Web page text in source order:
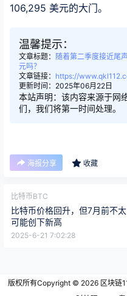
106,295 美元的大门。
温馨提示：
文章标题： 随着第二季度接近尾
元吗？
文章链接： https://
更新时间：2025年06月22日
本站声明：该内容来源于网
们，我们将第一时间处理。
海报分享 收藏
比特币BTC
比特币价格回升，但7月前不太
可能创下新高
2025-6-21 7:02:28
版权所有Copyright © 2026区块链